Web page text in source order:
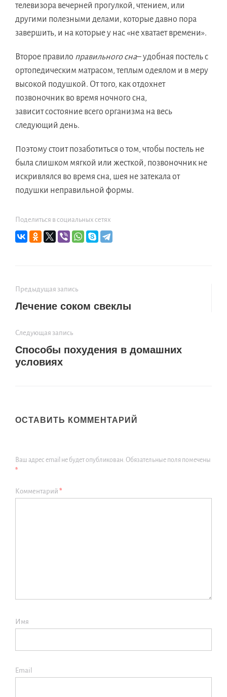
телевизора вечерней прогулкой, чтением, или
другими полезными делами, которые давно пора
завершить, и на которые у нас «не хватает времени».
Второе правило правильного сна– удобная постель с
ортопедическим матрасом, теплым одеялом и в меру
высокой подушкой. От того, как отдохнет
позвоночник во время ночного сна,
зависит состояние всего организма на весь
следующий день.
Поэтому стоит позаботиться о том, чтобы постель не
была слишком мягкой или жесткой, позвоночник не
искривлялся во время сна, шея не затекала от
подушки неправильной формы.
Поделиться в социальных сетях
Предыдущая запись
Лечение соком свеклы
Следующая запись
Способы похудения в домашних
условиях
ОСТАВИТЬ КОММЕНТАРИЙ
Ваш адрес email не будет опубликован. Обязательные поля помечены
*
Комментарий *
Имя
Email